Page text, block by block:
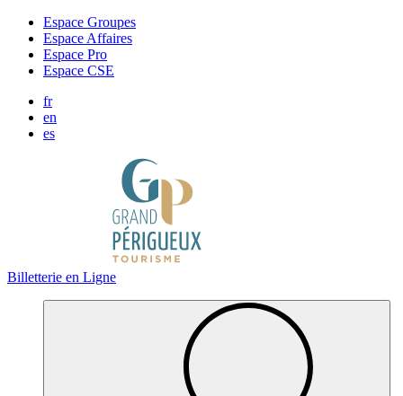
Espace Groupes
Espace Affaires
Espace Pro
Espace CSE
fr
en
es
Billetterie en Ligne